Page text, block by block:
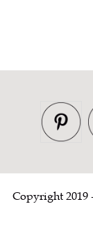
Copyright 2019